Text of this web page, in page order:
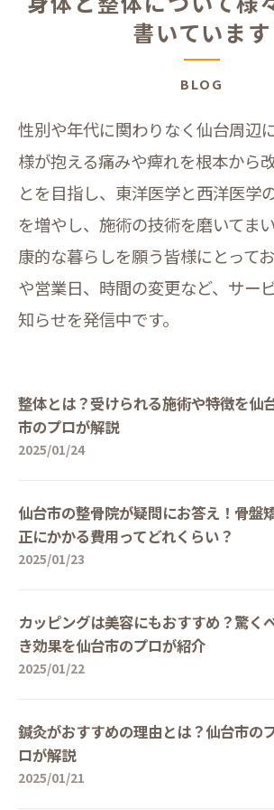
書いています
BLOG
性別や年代に関わりなく仙台周辺
様が抱える痛みや痺れを根本から
とを目指し、東洋医学と西洋医学
を増やし、施術の技術を磨いてま
康的な暮らしを願う皆様にとって
や営業日、時間の変更など、サー
知らせを発信中です。
整体とは？受けられる施術や特徴を仙
市のプロが解説
2025/01/24
仙台市の整骨院が疑問にお答え！骨盤
正にかかる費用ってどれくらい？
2025/01/23
カッピングは美容にもおすすめ？驚く
き効果を仙台市のプロが紹介
2025/01/22
鍼灸がおすすめの理由とは？仙台市の
ロが解説
2025/01/21